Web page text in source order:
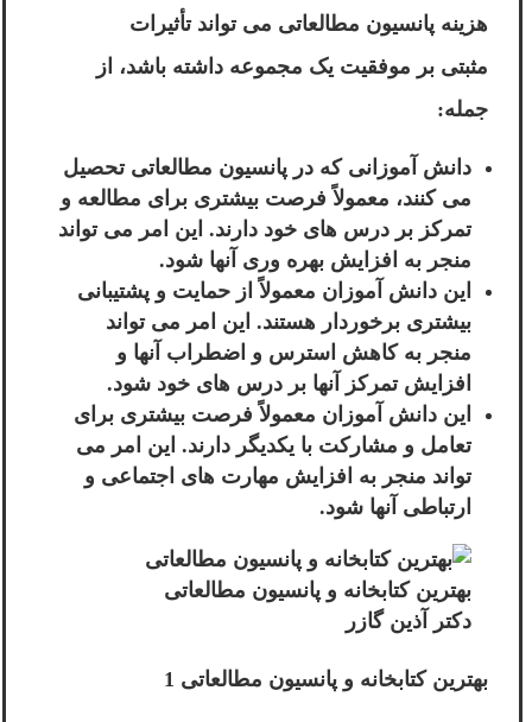
هزینه پانسیون مطالعاتی می تواند تأثیرات
مثبتی بر موفقیت یک مجموعه داشته باشد، از
جمله:
دانش آموزانی که در پانسیون مطالعاتی تحصیل
می کنند، معمولاً فرصت بیشتری برای مطالعه و
تمرکز بر درس های خود دارند. این امر می تواند
منجر به افزایش بهره وری آنها شود.
این دانش آموزان معمولاً از حمایت و پشتیبانی
بیشتری برخوردار هستند. این امر می تواند
منجر به کاهش استرس و اضطراب آنها و
افزایش تمرکز آنها بر درس های خود شود.
این دانش آموزان معمولاً فرصت بیشتری برای
تعامل و مشارکت با یکدیگر دارند. این امر می
تواند منجر به افزایش مهارت های اجتماعی و
ارتباطی آنها شود.
بهترین کتابخانه و پانسیون مطالعاتی
دکتر آذین گازر
بهترین کتابخانه و پانسیون مطالعاتی 1